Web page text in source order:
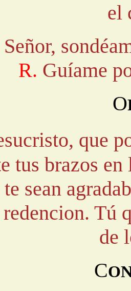
el
Señor,
R. Guíame
O
que
tus brazos
sean
Tú
de
C